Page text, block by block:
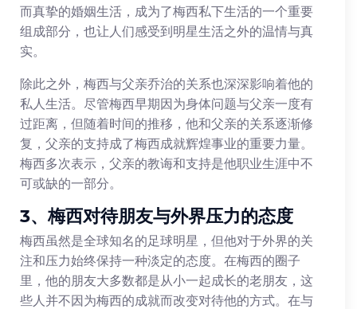
而真挚的婚姻生活，成为了梅西私下生活的一个重要
组成部分，也让人们感受到明星生活之外的温情与真
实。
除此之外，梅西与父亲乔治的关系也深深影响着他的
私人生活。尽管梅西早期因为身体问题与父亲一度有
过距离，但随着时间的推移，他和父亲的关系逐渐修
复，父亲的支持成了梅西成就辉煌事业的重要力量。
梅西多次表示，父亲的教诲和支持是他职业生涯中不
可或缺的一部分。
3、梅西对待朋友与外界压力的态度
梅西虽然是全球知名的足球明星，但他对于外界的关
注和压力始终保持一种淡定的态度。在梅西的圈子
里，他的朋友大多数都是从小一起成长的老朋友，这
些人并不因为梅西的成就而改变对待他的方式。在与